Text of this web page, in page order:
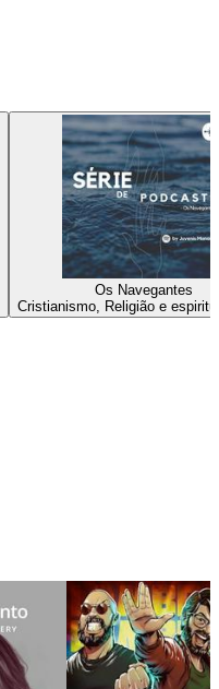
Os Navegantes
Cristianismo, Religião e